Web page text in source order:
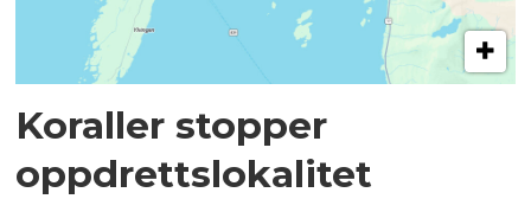
Koraller stopper
oppdrettslokalitet